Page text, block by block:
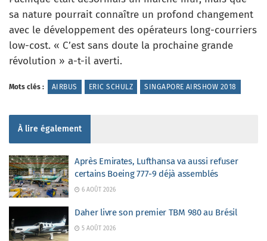
sa nature pourrait connaître un profond changement
avec le développement des opérateurs long-courriers
low-cost. « C’est sans doute la prochaine grande
révolution » a-t-il averti.
Mots clés : AIRBUS ERIC SCHULZ SINGAPORE AIRSHOW 2018
À lire également
Après Emirates, Lufthansa va aussi refuser
certains Boeing 777-9 déjà assemblés
6 AOÛT 2026
Daher livre son premier TBM 980 au Brésil
5 AOÛT 2026